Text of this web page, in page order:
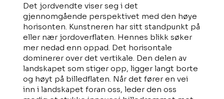
Det jordvendte viser seg i det
gjennomgående perspektivet med den høye
horisonten. Kunstneren har sitt standpunkt på
eller nær jordoverflaten. Hennes blikk søker
mer nedad enn oppad. Det horisontale
dominerer over det vertikale. Den delen av
landskapet som stiger opp, ligger langt borte
og høyt på billedflaten. Når det fører en vei
inn i landskapet foran oss, leder den oss